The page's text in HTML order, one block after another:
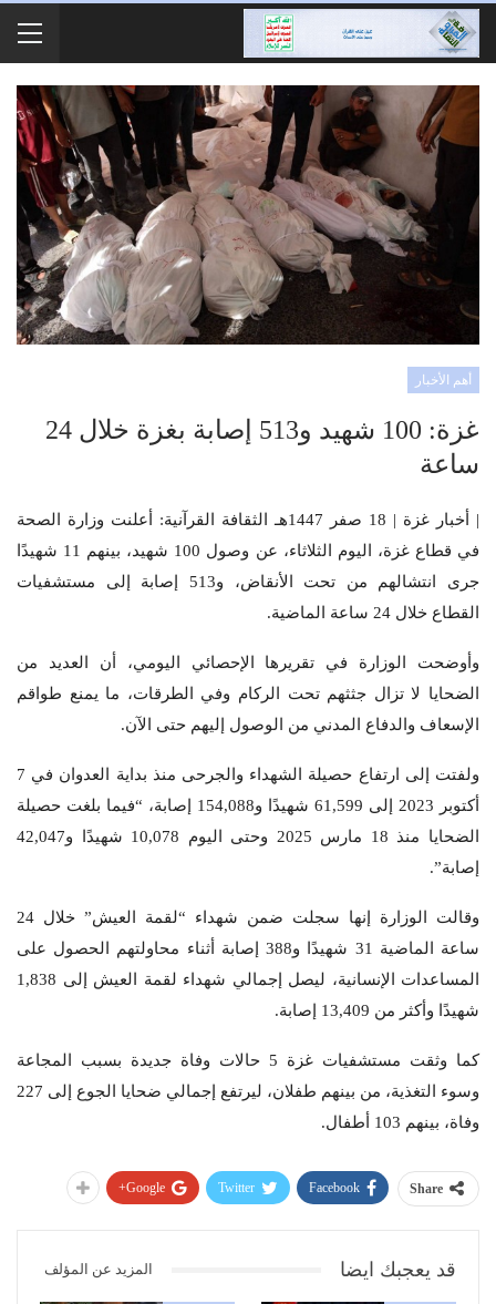
أهم الأخبار
غزة: 100 شهيد و513 إصابة بغزة خلال 24
ساعة
| أخبار غزة | 18 صفر 1447هـ الثقافة القرآنية: أعلنت وزارة الصحة
في قطاع غزة، اليوم الثلاثاء، عن وصول 100 شهيد، بينهم 11 شهيدًا
جرى انتشالهم من تحت الأنقاض، و513 إصابة إلى مستشفيات
القطاع خلال 24 ساعة الماضية.
وأوضحت الوزارة في تقريرها الإحصائي اليومي، أن العديد من
الضحايا لا تزال جثثهم تحت الركام وفي الطرقات، ما يمنع طواقم
الإسعاف والدفاع المدني من الوصول إليهم حتى الآن.
ولفتت إلى ارتفاع حصيلة الشهداء والجرحى منذ بداية العدوان في 7
أكتوبر 2023 إلى 61,599 شهيدًا و154,088 إصابة، “فيما بلغت حصيلة
الضحايا منذ 18 مارس 2025 وحتى اليوم 10,078 شهيدًا و42,047
إصابة”.
وقالت الوزارة إنها سجلت ضمن شهداء “لقمة العيش” خلال 24
ساعة الماضية 31 شهيدًا و388 إصابة أثناء محاولتهم الحصول على
المساعدات الإنسانية، ليصل إجمالي شهداء لقمة العيش إلى 1,838
شهيدًا وأكثر من 13,409 إصابة.
كما وثقت مستشفيات غزة 5 حالات وفاة جديدة بسبب المجاعة
وسوء التغذية، من بينهم طفلان، ليرتفع إجمالي ضحايا الجوع إلى 227
وفاة، بينهم 103 أطفال.
Share
Facebook
Twitter
Google+
قد يعجبك ايضا المزيد عن المؤلف